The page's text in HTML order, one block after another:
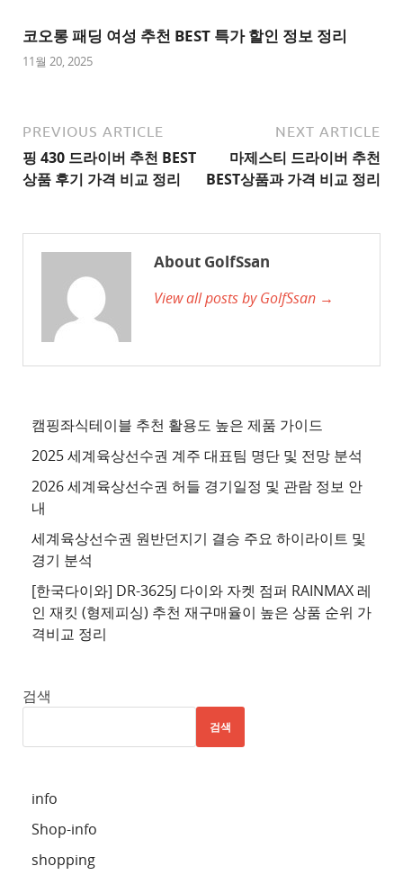
트
1
사
이
트
추
사
트
천
사
이
트
천
사
천
사
코오롱 패딩 여성 추천 BEST 특가 할인 정보 정리
11월 20, 2025
PREVIOUS ARTICLE
핑 430 드라이버 추천 BEST
상품 후기 가격 비교 정리
NEXT ARTICLE
마제스티 드라이버 추천
BEST상품과 가격 비교 정리
About GolfSsan
View all posts by GolfSsan →
캠핑좌식테이블 추천 활용도 높은 제품 가이드
2025 세계육상선수권 계주 대표팀 명단 및 전망 분석
2026 세계육상선수권 허들 경기일정 및 관람 정보 안
내
세계육상선수권 원반던지기 결승 주요 하이라이트 및
경기 분석
[한국다이와] DR-3625J 다이와 자켓 점퍼 RAINMAX 레
인 재킷 (형제피싱) 추천 재구매율이 높은 상품 순위 가
격비교 정리
검색
검색
info
Shop-info
shopping